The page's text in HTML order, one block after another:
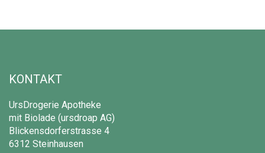
KONTAKT
UrsDrogerie Apotheke
mit Biolade (ursdroap AG)
Blickensdorferstrasse 4
6312 Steinhausen